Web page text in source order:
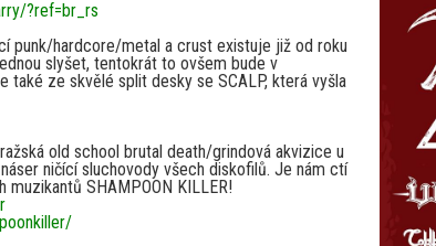
?ref=br_rs
punk/hardcore/metal a crust existuje již od roku
slyšet, tentokrát to ovšem bude v
také ze skvělé split desky se SCALP, která vyšla
old school brutal death/grindová akvizice u
ničící sluchovody všech diskofilů. Je nám ctí
SHAMPOON KILLER!